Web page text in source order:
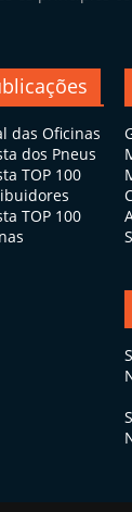
das Oficinas
dos Pneus
TOP 100
TOP 100